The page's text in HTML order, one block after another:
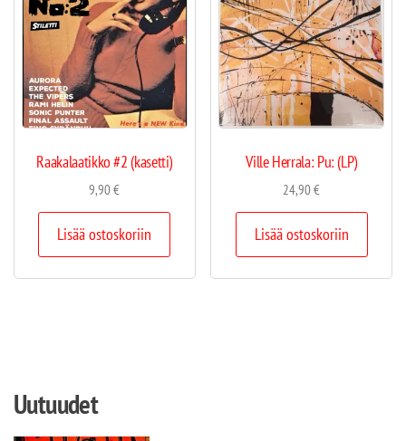
Raakalaatikko #2 (kasetti)
9,90€
Lisää ostoskoriin
Ville Herrala: Pu: (LP)
24,90€
Lisää ostoskoriin
Uutuudet